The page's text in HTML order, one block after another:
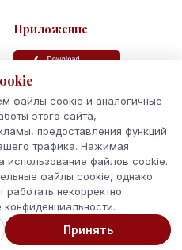
Приложение
файлы cookie и аналогичные
этого сайта,
предоставления функций
трафика. Нажимая
использование файлов cookie.
файлы cookie, однако
работать некорректно.
Принять